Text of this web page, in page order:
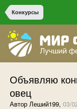
Конкурсы
Объявляю
овец
Автор Леший199, 03/